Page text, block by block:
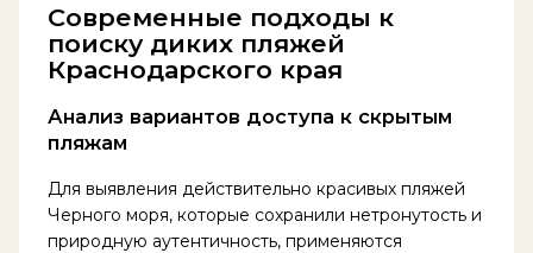
Современные подходы к
поиску диких пляжей
Краснодарского края
Анализ вариантов доступа к скрытым
пляжам
Для выявления действительно красивых пляжей
Черного моря, которые сохранили нетронутость и
природную аутентичность, применяются